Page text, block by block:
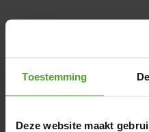
Toestemming
Deze website maakt
Le secteur de l’énergie
et d’avantages très
attractif enclasse